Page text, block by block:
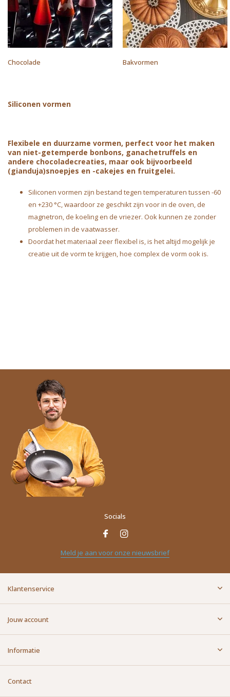
Chocolade Bakvormen
Siliconen vormen
Flexibele en duurzame vormen, perfect voor het maken
van niet-getemperde bonbons, ganachetruffels en
andere chocoladecreaties, maar ook bijvoorbeeld
(gianduja)snoepjes en -cakejes en fruitgelei.
Siliconen vormen zijn bestand tegen temperaturen tussen -60
en +230 °C, waardoor ze geschikt zijn voor in de oven, de
magnetron, de koeling en de vriezer. Ook kunnen ze zonder
problemen in de vaatwasser.
Doordat het materiaal zeer flexibel is, is het altijd mogelijk je
creatie uit de vorm te krijgen, hoe complex de vorm ook is.
Socials
Meld je aan voor onze nieuwsbrief
Klantenservice
Jouw account
Informatie
Contact